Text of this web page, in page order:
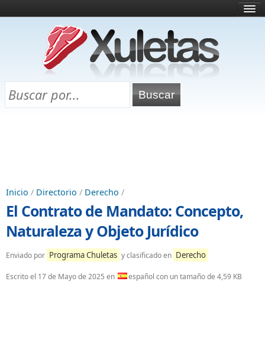
¿Qué es esto?
Directorio
Chuletas para exámenes
Inicio / Directorio / Derecho /
El Contrato de Mandato: Concepto,
Naturaleza y Objeto Jurídico
Enviado por Programa Chuletas y clasificado en Derecho
Escrito el 17 de Mayo de 2025 en español con un tamaño de 4,59 KB